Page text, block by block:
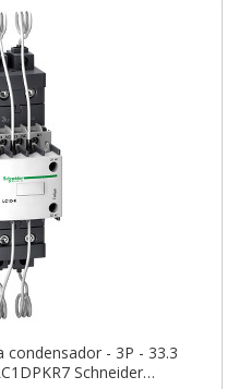
condensador - 3P - 33.3
Schneider